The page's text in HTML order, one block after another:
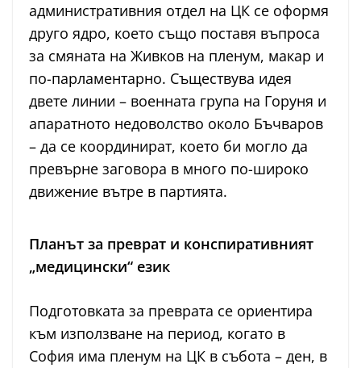
административния отдел на ЦК се оформя
друго ядро, което също поставя въпроса
за смяната на Живков на пленум, макар и
по-парламентарно. Съществува идея
двете линии – военната група на Горуня и
апаратното недоволство около Бъчваров
– да се координират, което би могло да
превърне заговора в много по-широко
движение вътре в партията.
Планът за преврат и конспиративният
„медицински“ език
Подготовката за преврата се ориентира
към използване на период, когато в
София има пленум на ЦК в събота – ден, в